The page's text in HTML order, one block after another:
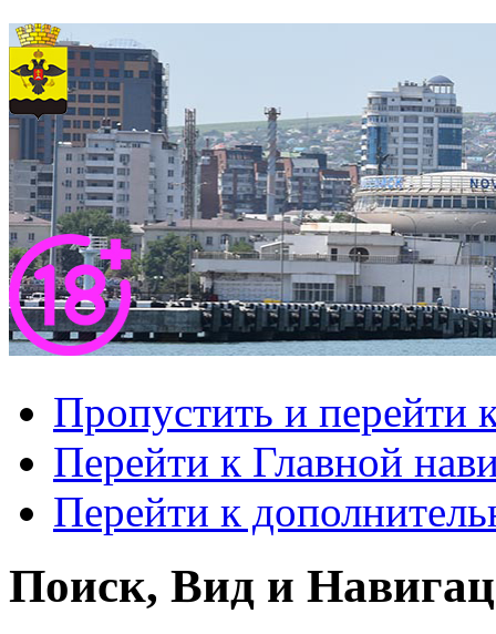
Пропустить и перейти
Перейти к Главной
Перейти к
Поиск, Вид и